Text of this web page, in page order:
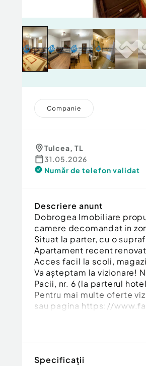
Companie
Tulcea, TL
31.05.2026
Număr de telefon validat
Descriere anunt
Dobrogea Imobiliare
camere decomandat in
Situat la parter, cu o
Apartament recent
Acces facil la scoli,
Va așteptam la vizionare!
Pacii, nr. 6 (la parterul
Pentru mai multe oferte
sau pagina https://
Specificații